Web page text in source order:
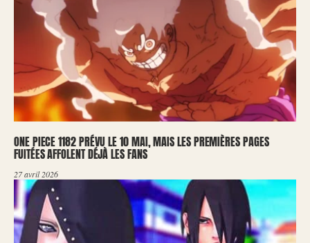
ONE PIECE 1182 PRÉVU LE 10 MAI, MAIS LES PREMIÈRES PAGES
FUITÉES AFFOLENT DÉJÀ LES FANS
27 avril 2026